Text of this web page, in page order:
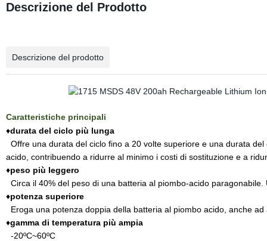
Descrizione del Prodotto
Descrizione del prodotto
Caratteristiche principali
♦durata del ciclo più lunga
Offre una durata del ciclo fino a 20 volte superiore e una durata
acido, contribuendo a ridurre al minimo i costi di sostituzione e a
♦peso più leggero
Circa il 40% del peso di una batteria al piombo-acido
♦potenza superiore
Eroga una potenza doppia della batteria al piombo acido, anche
♦gamma di temperatura più ampia
-20ºC~60ºC